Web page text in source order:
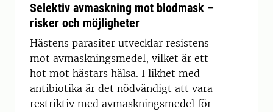
Selektiv avmaskning mot blodmask –
risker och möjligheter
Hästens parasiter utvecklar resistens
mot avmaskningsmedel, vilket är ett
hot mot hästars hälsa. I likhet med
antibiotika är det nödvändigt att vara
restriktiv med avmaskningsmedel för